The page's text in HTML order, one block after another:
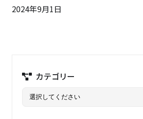
2024年9月1日
カテゴリー